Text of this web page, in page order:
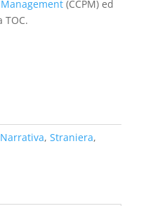
(CCPM) ed
Narrativa, Straniera,